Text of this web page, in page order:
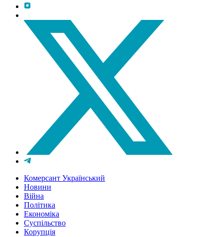
Комерсант Український
Новини
Війна
Політика
Економіка
Суспільство
Корупція